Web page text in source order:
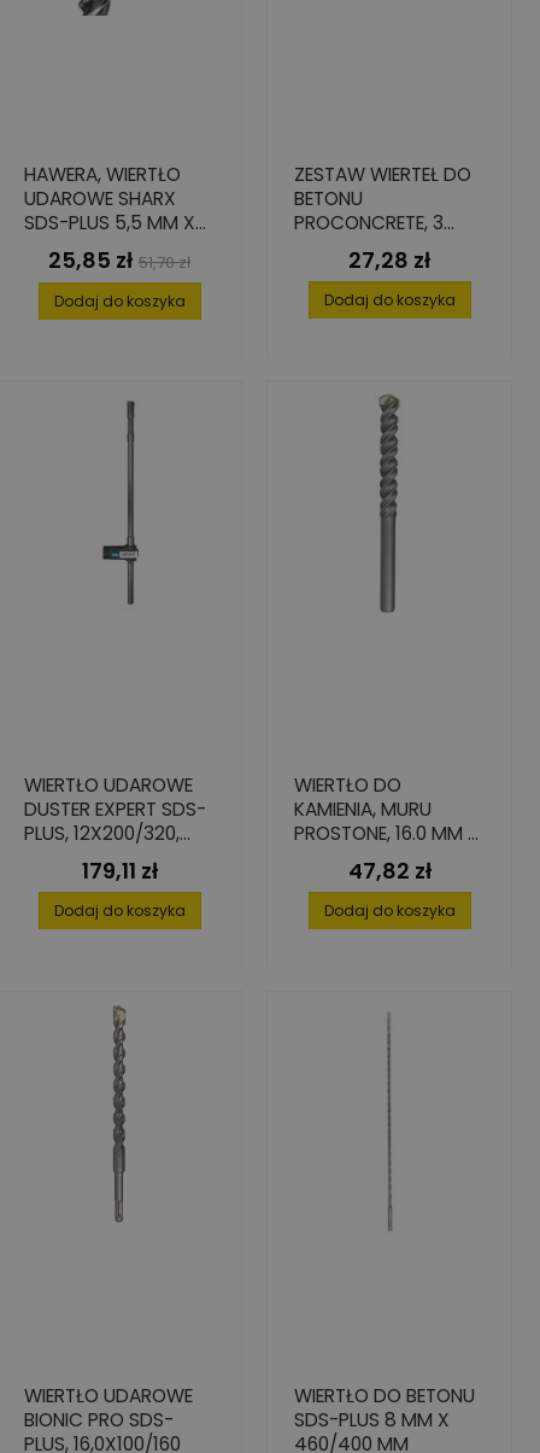
HAWERA, WIERTŁO
UDAROWE SHARX
SDS-PLUS 5,5 MM X
215 MM / 150 MM
Cena
25,85 zł Cena
podstawowa
51,70 zł
Dodaj do koszyka
ZESTAW WIERTEŁ DO
BETONU
PROCONCRETE, 3
ELEMENTY, ŚREDNICE
5/6/8 MM
Cena
27,28 zł
Dodaj do koszyka
WIERTŁO UDAROWE
DUSTER EXPERT SDS-
PLUS, 12X200/320,
BIONICCena
179,11 zł
Dodaj do koszyka
WIERTŁO DO
KAMIENIA, MURU
PROSTONE, 16.0 MM X
275 MM X 400 MM
Cena
47,82 zł
Dodaj do koszyka
WIERTŁO UDAROWE
BIONIC PRO SDS-
PLUS, 16,0X100/160
WIERTŁO DO BETONU
SDS-PLUS 8 MM X
460/400 MM